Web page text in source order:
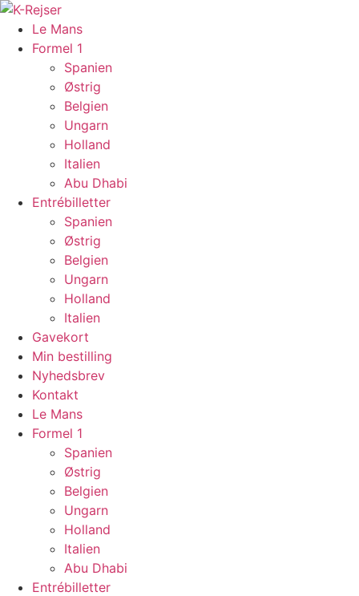
Videre
indhold
Le Mans
Formel 1
Spanien
Østrig
Belgien
Ungarn
Holland
Italien
Abu Dhabi
Entrébilletter
Spanien
Østrig
Belgien
Ungarn
Holland
Italien
Gavekort
Min bestilling
Nyhedsbrev
Kontakt
Le Mans
Formel 1
Spanien
Østrig
Belgien
Ungarn
Holland
Italien
Abu Dhabi
Entrébilletter